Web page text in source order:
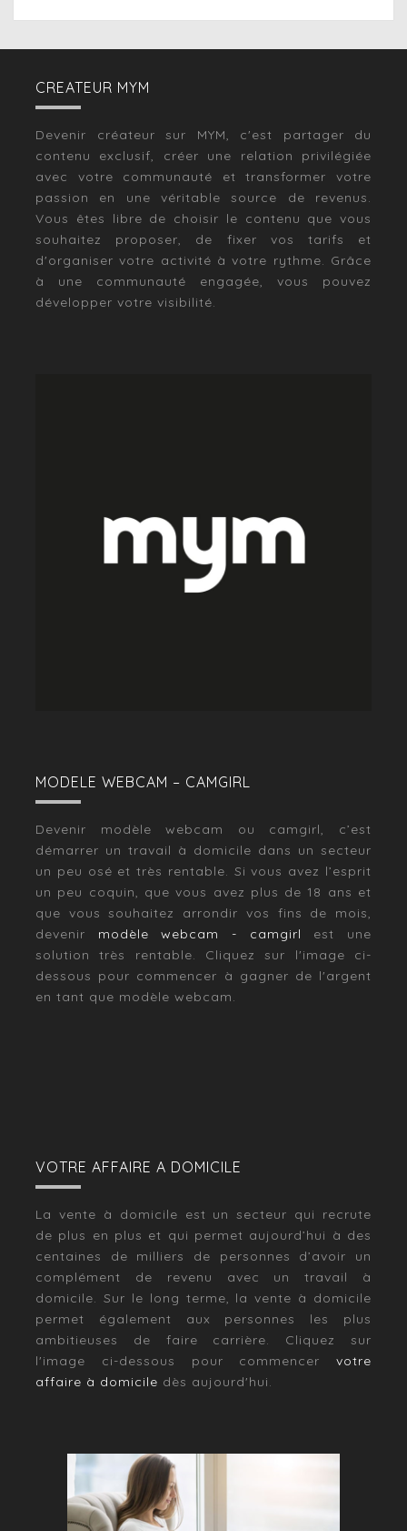
CREATEUR MYM
Devenir créateur sur MYM, c'est partager du
contenu exclusif, créer une relation privilégiée
avec votre communauté et transformer votre
passion en une véritable source de revenus.
Vous êtes libre de choisir le contenu que vous
souhaitez proposer, de fixer vos tarifs et
d'organiser votre activité à votre rythme. Grâce
à une communauté engagée, vous pouvez
développer votre visibilité.
MODELE WEBCAM – CAMGIRL
Devenir modèle webcam ou camgirl, c’est
démarrer un travail à domicile dans un secteur
un peu osé et très rentable. Si vous avez l’esprit
un peu coquin, que vous avez plus de 18 ans et
que vous souhaitez arrondir vos fins de mois,
devenir modèle webcam - camgirl est une
solution très rentable. Cliquez sur l'image ci-
dessous pour commencer à gagner de l'argent
en tant que modèle webcam.
VOTRE AFFAIRE A DOMICILE
La vente à domicile est un secteur qui recrute
de plus en plus et qui permet aujourd’hui à des
centaines de milliers de personnes d’avoir un
complément de revenu avec un travail à
domicile. Sur le long terme, la vente à domicile
permet également aux personnes les plus
ambitieuses de faire carrière. Cliquez sur
l'image ci-dessous pour commencer votre
affaire à domicile dès aujourd'hui.